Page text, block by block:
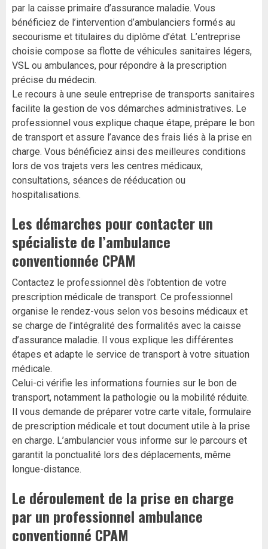
par la caisse primaire d’assurance maladie. Vous
bénéficiez de l’intervention d’ambulanciers formés au
secourisme et titulaires du diplôme d’état. L’entreprise
choisie compose sa flotte de véhicules sanitaires légers,
VSL ou ambulances, pour répondre à la prescription
précise du médecin.
Le recours à une seule entreprise de transports sanitaires
facilite la gestion de vos démarches administratives. Le
professionnel vous explique chaque étape, prépare le bon
de transport et assure l’avance des frais liés à la prise en
charge. Vous bénéficiez ainsi des meilleures conditions
lors de vos trajets vers les centres médicaux,
consultations, séances de rééducation ou
hospitalisations.
Les démarches pour contacter un
spécialiste de l’ambulance
conventionnée CPAM
Contactez le professionnel dès l’obtention de votre
prescription médicale de transport. Ce professionnel
organise le rendez-vous selon vos besoins médicaux et
se charge de l’intégralité des formalités avec la caisse
d’assurance maladie. Il vous explique les différentes
étapes et adapte le service de transport à votre situation
médicale.
Celui-ci vérifie les informations fournies sur le bon de
transport, notamment la pathologie ou la mobilité réduite.
Il vous demande de préparer votre carte vitale, formulaire
de prescription médicale et tout document utile à la prise
en charge. L’ambulancier vous informe sur le parcours et
garantit la ponctualité lors des déplacements, même
longue-distance.
Le déroulement de la prise en charge
par un professionnel ambulance
conventionné CPAM